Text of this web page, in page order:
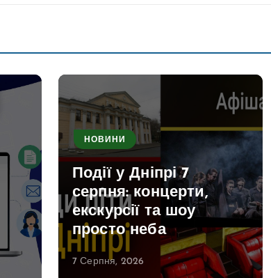
НОВИНИ
Події у Дніпрі 7
серпня: концерти,
екскурсії та шоу
просто неба
7 Серпня, 2026